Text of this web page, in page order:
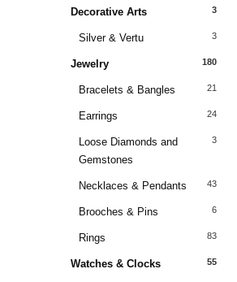
3
Decorative Arts
3
Silver & Vertu
180
Jewelry
21
Bracelets & Bangles
24
Earrings
3
Loose Diamonds and
Gemstones
43
Necklaces & Pendants
6
Brooches & Pins
83
Rings
55
Watches & Clocks